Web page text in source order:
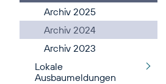
Archiv 2025
Archiv 2024
Archiv 2023
Lokale
Ausbaumeldungen